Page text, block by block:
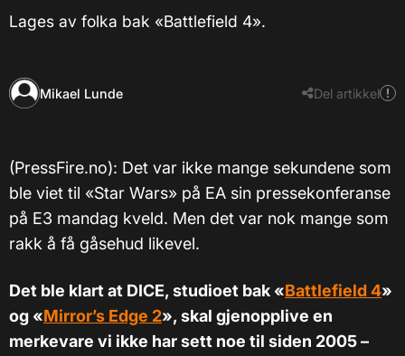
Lages av folka bak «Battlefield 4».
Mikael Lunde Del artikkel
(PressFire.no): Det var ikke mange sekundene som
ble viet til «Star Wars» på EA sin pressekonferanse
på E3 mandag kveld. Men det var nok mange som
rakk å få gåsehud likevel.
Det ble klart at DICE, studioet bak «Battlefield 4»
og «Mirror’s Edge 2», skal gjenopplive en
merkevare vi ikke har sett noe til siden 2005 –